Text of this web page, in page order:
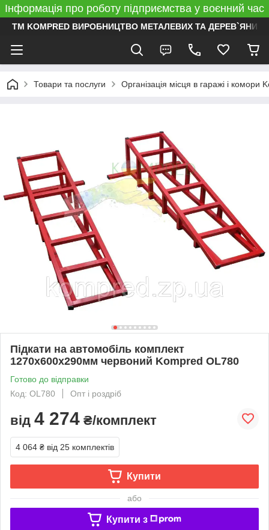
Інформація про роботу підприємства у воєнний час
ТМ KOMPRED ВИРОБНИЦТВО МЕТАЛЕВИХ ТА ДЕРЕВ`ЯНИХ
Товари та послуги Організація місця в гаражі і комори
Підкати на автомобіль комплект
1270х600х290мм червоний Kompred OL780
Готово до відправки
Код: OL780
Опт і роздріб
від 4 274 ₴/комплект
4 064 ₴ від 25 комплектів
Купити
або
Купити з